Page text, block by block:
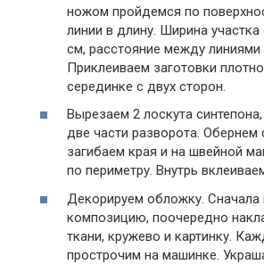
ножом пройдемся по
линии в длину. Ширина
см, расстояние между
Приклеиваем заготовки
серединке с двух сторон.
Вырезаем 2 лоскута
две части разворота. Обернем
загибаем края и на швейной
по периметру. Внутрь
Декорируем обложку.
композицию, поочередно
ткани, кружево и картинку.
прострочим на машинке.